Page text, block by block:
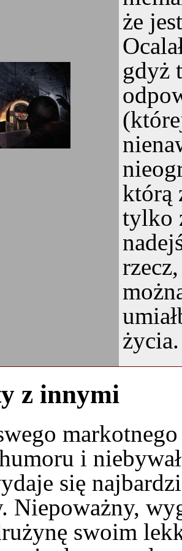
że
gdyż
którą
tylko
życia.
z innymi
i
się
Niepoważny,
swoim